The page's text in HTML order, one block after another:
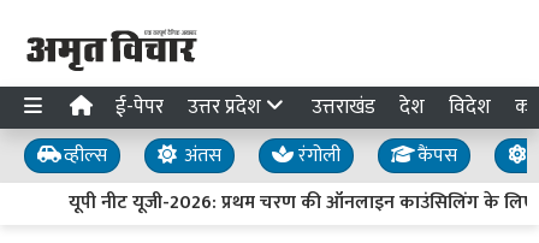
ई-पेपर उत्तर प्रदेश उत्तराखंड देश विदेश
व्हील्स अंतस रंगोली कैंपस
यूपी नीट यूजी-2026: प्रथम चरण की ऑनलाइन काउंसिलिंग के